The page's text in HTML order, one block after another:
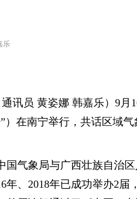
乐
讯员 黄姿娜 韩嘉乐）9月
在南宁举行，共话区域气
气象局与广西壮族自治
、2018年已成功举办2届